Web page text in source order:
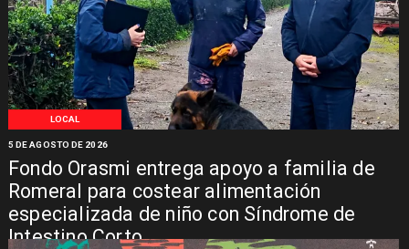
LOCAL
Fondo Orasmi entrega apoyo a familia de
Romeral para costear alimentación
especializada de niño con Síndrome de
Intestino Corto
5 DE AGOSTO DE 2026